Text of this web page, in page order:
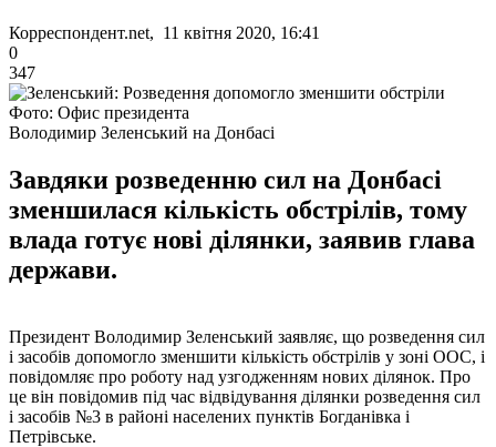
Корреспондент.net, 11 квітня 2020, 16:41
0
347
Фото: Офис президента
Володимир Зеленський на Донбасі
Завдяки розведенню сил на Донбасі
зменшилася кількість обстрілів, тому
влада готує нові ділянки, заявив глава
держави.
Президент Володимир Зеленський заявляє, що розведення сил
і засобів допомогло зменшити кількість обстрілів у зоні ООС, і
повідомляє про роботу над узгодженням нових ділянок. Про
це він повідомив під час відвідування ділянки розведення сил
і засобів №3 в районі населених пунктів Богданівка і
Петрівське.